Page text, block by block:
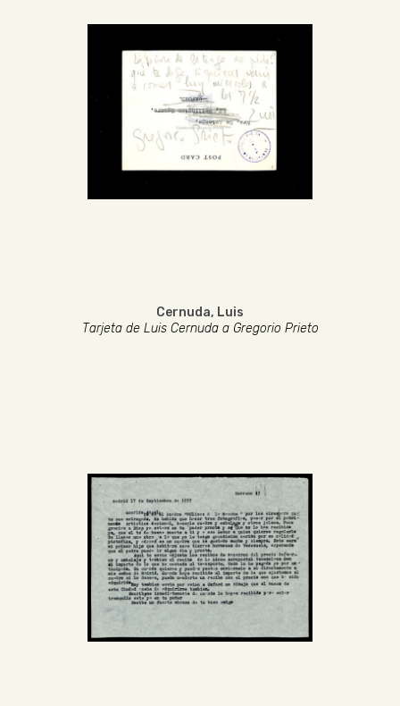
Cernuda, Luis
Tarjeta de Luis Cernuda a Gregorio Prieto